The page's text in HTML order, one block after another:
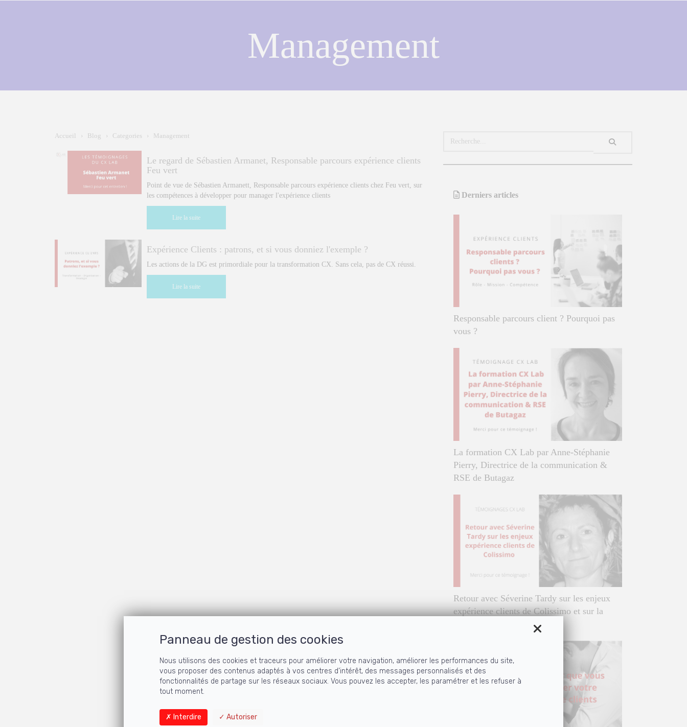
Management
Accueil › Blog › Categories › Management
Le regard de Sébastien Armanet, Responsable parcours expérience clients
Feu vert
Point de vue de Sébastien Armanett, Responsable parcours expérience clients chez Feu vert, sur
les compétences à développer pour manager l'expérience clients
Lire la suite
Expérience Clients : patrons, et si vous donniez l'exemple ?
Les actions de la DG est primordiale pour la transformation CX. Sans cela, pas de CX réussi.
Lire la suite
Derniers articles
Responsable parcours client ? Pourquoi pas
vous ?
La formation CX Lab par Anne-Stéphanie
Pierry, Directrice de la communication &
RSE de Butagaz
Retour avec Séverine Tardy sur les enjeux
expérience clients de Colissimo et sur la
collaboration avec CX Lab
Panneau de gestion des cookies
Nous utilisons des cookies et traceurs pour améliorer votre navigation, améliorer les performances du site,
vous proposer des contenus adaptés à vos centres d’intérêt, des messages personnalisés et des
fonctionnalités de partage sur les réseaux sociaux. Vous pouvez les accepter, les paramétrer et les refuser à
tout moment.
Interdire Autoriser